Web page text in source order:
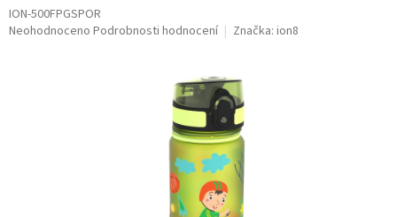
ION-500FPGSPOR
Průměrné
Neohodnoceno Podrobnosti hodnocení Značka: ion8